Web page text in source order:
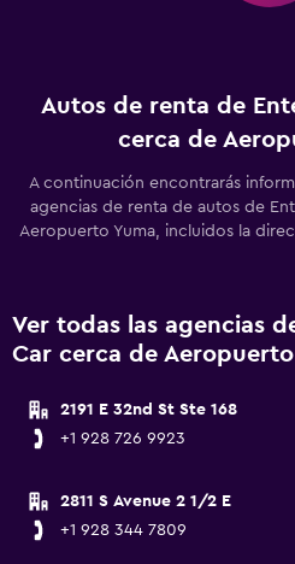
Autos de renta de
cerca de
A continuación encontrarás
agencias de renta de autos de
Aeropuerto Yuma, incluidos la
Ver todas las agencias
Car cerca de Aeropuerto
2191 E 32nd St Ste 168
+1 928 726 9923
2811 S Avenue 2 1/2 E
+1 928 344 7809